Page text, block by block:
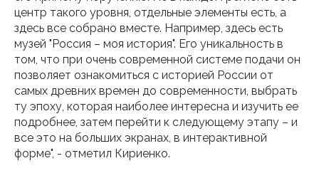
центр такого уровня, отдельные элементы есть, а
здесь все собрано вместе. Например, здесь есть
музей "Россия – моя история". Его уникальность в
том, что при очень современной системе подачи он
позволяет ознакомиться с историей России от
самых древних времен до современности, выбрать
ту эпоху, которая наиболее интересна и изучить ее
подробнее, затем перейти к следующему этапу – и
все это на больших экранах, в интерактивной
форме", - отметил Кириенко.